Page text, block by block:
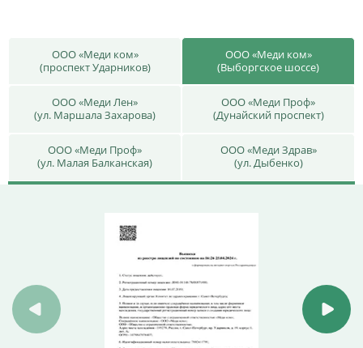
ООО «Меди ком»
(проспект Ударников)
ООО «Меди ком»
(Выборгское шоссе)
ООО «Меди Лен»
(ул. Маршала Захарова)
ООО «Меди Проф»
(Дунайский проспект)
ООО «Меди Проф»
(ул. Малая Балканская)
ООО «Меди Здрав»
(ул. Дыбенко)